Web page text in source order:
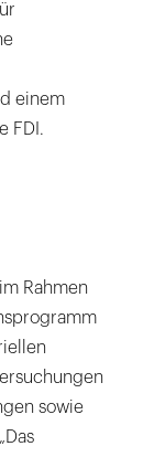
einem
FDI.
Rahmen
sowie